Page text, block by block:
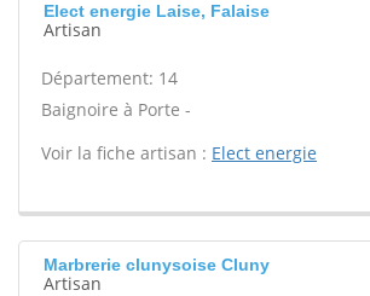
Elect energie Laise, Falaise
Artisan
Département: 14
Baignoire à Porte -
Voir la fiche artisan : Elect energie
Marbrerie clunysoise Cluny
Artisan